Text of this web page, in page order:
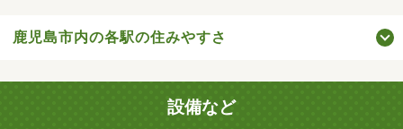
鹿児島市内の各駅の住みやすさ
設備など